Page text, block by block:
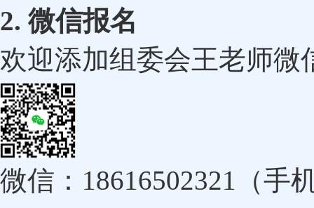
2. 微信报名
欢迎添加组委会王老师微
微信：18616502321（手